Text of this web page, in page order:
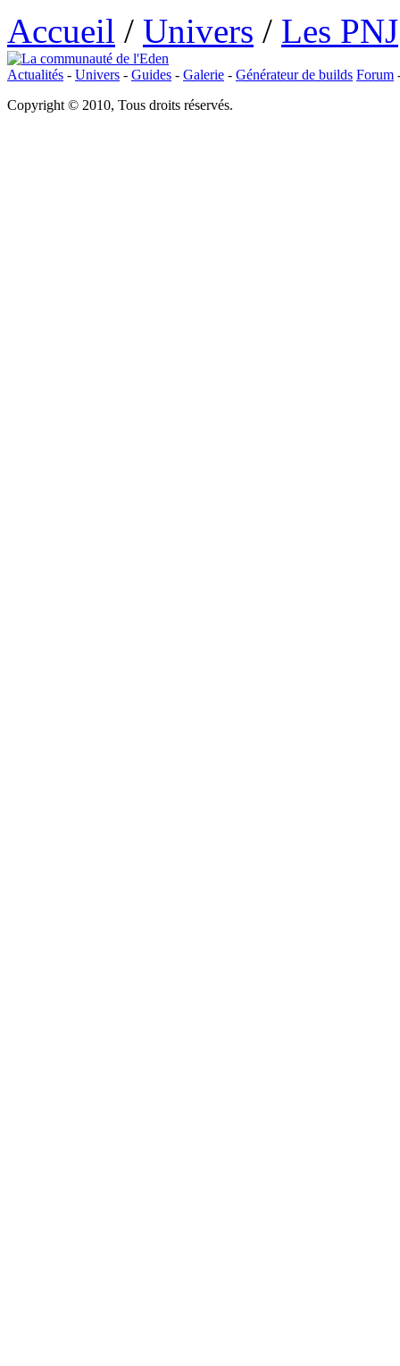
Accueil / Univers / Les PNJ
Actualités - Univers - Guides - Galerie - Générateur de builds Forum
Copyright © 2010, Tous droits réservés.